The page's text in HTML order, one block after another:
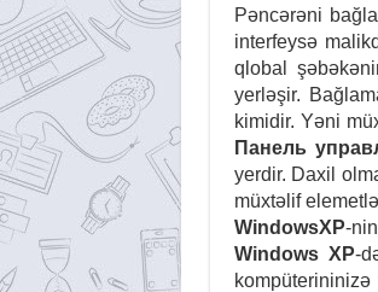
Pəncərəni
interfeysə
qlobal
yerləşir.
kimidir. Yəni
Панель
yerdir. Daxil
müxtəlif
WindowsXP-
Windows XP-
kompüterininizə